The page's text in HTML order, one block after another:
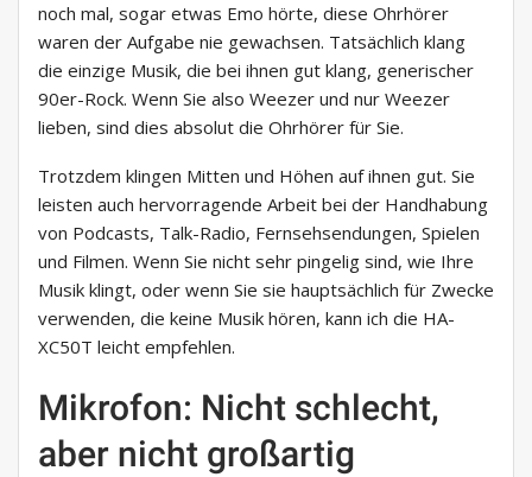
noch mal, sogar etwas Emo hörte, diese Ohrhörer
waren der Aufgabe nie gewachsen. Tatsächlich klang
die einzige Musik, die bei ihnen gut klang, generischer
90er-Rock. Wenn Sie also Weezer und nur Weezer
lieben, sind dies absolut die Ohrhörer für Sie.
Trotzdem klingen Mitten und Höhen auf ihnen gut. Sie
leisten auch hervorragende Arbeit bei der Handhabung
von Podcasts, Talk-Radio, Fernsehsendungen, Spielen
und Filmen. Wenn Sie nicht sehr pingelig sind, wie Ihre
Musik klingt, oder wenn Sie sie hauptsächlich für Zwecke
verwenden, die keine Musik hören, kann ich die HA-
XC50T leicht empfehlen.
Mikrofon: Nicht schlecht,
aber nicht großartig